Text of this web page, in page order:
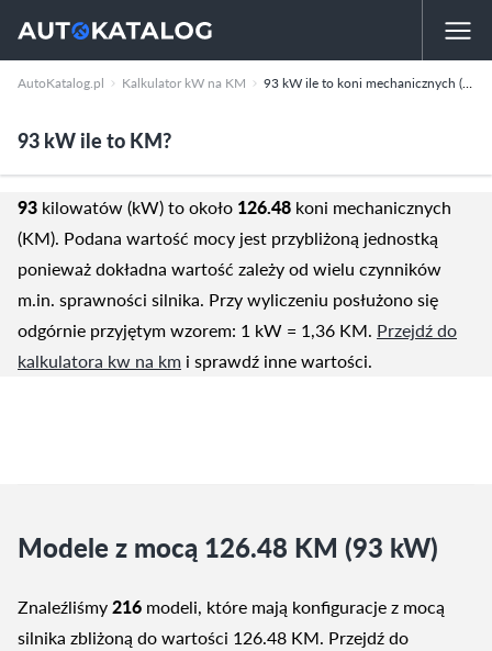
AutoKatalog.pl Kalkulator kW na KM 93 kW ile to koni mechanicznych (KM)
93 kW ile to KM?
93 kilowatów (kW) to około 126.48 koni mechanicznych
(KM). Podana wartość mocy jest przybliżoną jednostką
ponieważ dokładna wartość zależy od wielu czynników
m.in. sprawności silnika. Przy wyliczeniu posłużono się
odgórnie przyjętym wzorem: 1 kW = 1,36 KM. Przejdź do
kalkulatora kw na km i sprawdź inne wartości.
Modele z mocą 126.48 KM (93 kW)
Znaleźliśmy216 modeli, które mają konfiguracje z mocą
silnika zbliżoną do wartości 126.48 KM. Przejdź do